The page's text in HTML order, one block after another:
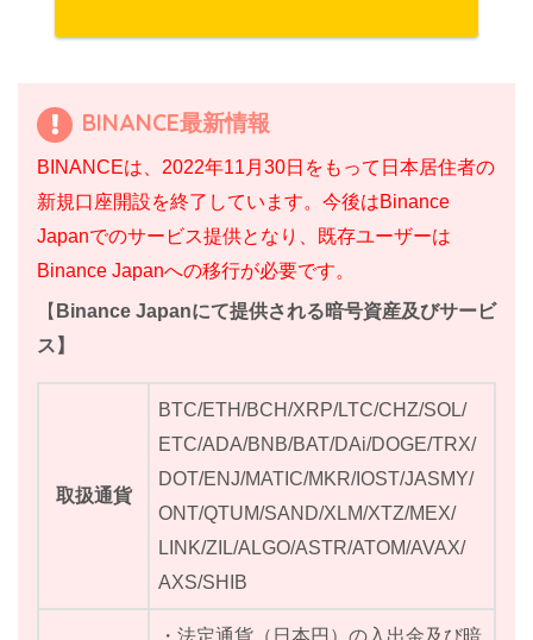
BINANCE最新情報
BINANCEは、2022年11月30日をもって日本居住者の
新規口座開設を終了しています。今後はBinance
Japanでのサービス提供となり、既存ユーザーは
Binance Japanへの移行が必要です。
【 Binance Japanにて提供される暗号資産及びサービ
ス】
取扱通貨
BTC/ETH/BCH/XRP/LTC/CHZ/SOL/
ETC/ADA/BNB/BAT/DAi/DOGE/TRX/
DOT/ENJ/MATIC/MKR/IOST/JASMY/
ONT/QTUM/SAND/XLM/XTZ/MEX/
LINK/ZIL/ALGO/ASTR/ATOM/AVAX/
AXS/SHIB
・法定通貨（日本円）の入出金及び暗